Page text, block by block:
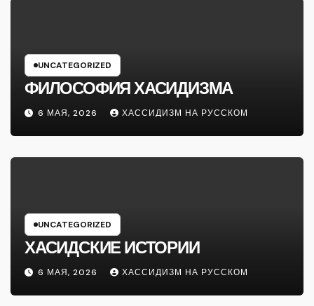
UNCATEGORIZED
ФИЛОСОФИЯ ХАСИДИЗМА
6 МАЯ, 2026 ХАССИДИЗМ НА РУССКОМ
UNCATEGORIZED
ХАСИДСКИЕ ИСТОРИИ
6 МАЯ, 2026 ХАССИДИЗМ НА РУССКОМ